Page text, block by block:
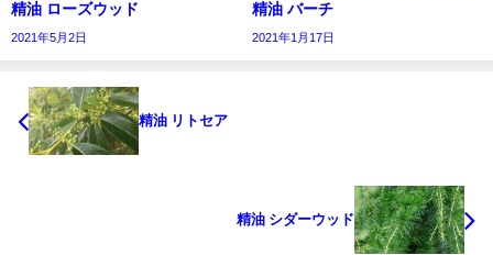
精油 ローズウッド
2021年5月2日
精油 バーチ
2021年1月17日
精油 リトセア
精油 シダーウッド